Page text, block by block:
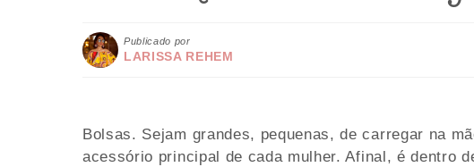
Publicado por
LARISSA REHEM
Bolsas. Sejam grandes, pequenas, de carregar na
acessório principal de cada mulher. Afinal, é dentro